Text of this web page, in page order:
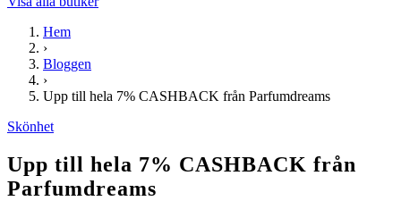
Hem
›
Bloggen
›
Upp till hela 7% CASHBACK från Parfumdreams
Skönhet
Upp till hela 7% CASHBACK från
Parfumdreams